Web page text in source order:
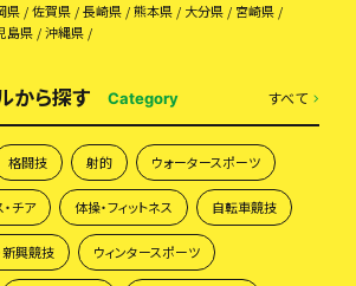
県 佐賀県 長崎県 熊本県 大分県
宮崎県
島県
沖縄県
から探す Category すべて
格闘技 射的 ウォータースポーツ
チア 体操・フィットネス 自転車競技
新興競技 ウィンタースポーツ